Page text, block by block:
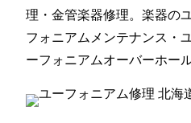
理・金管楽器修理。楽器の
フォニアムメンテナンス・
ーフォニアムオーバーホー